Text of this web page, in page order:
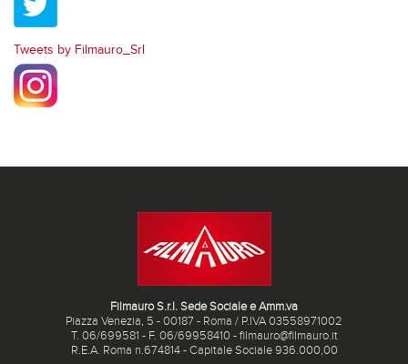
Tweets by Filmauro_Srl
Filmauro S.r.l. Sede Sociale e Amm.va
Piazza Venezia, 5 - 00187 - Roma / P.IVA 03558971002
T. 06/699581 - F. 06/69958410 - filmauro@filmauro.it
R.E.A. Roma n.674814 - Capitale Sociale 936.000,00